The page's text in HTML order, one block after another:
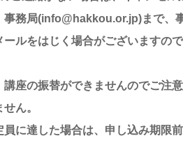
事務局(info@hakkou.or.jp)まで、
ルをはじく場合がございますの
座の振替ができませんのでご注
ん。
に達した場合は、申し込み期限